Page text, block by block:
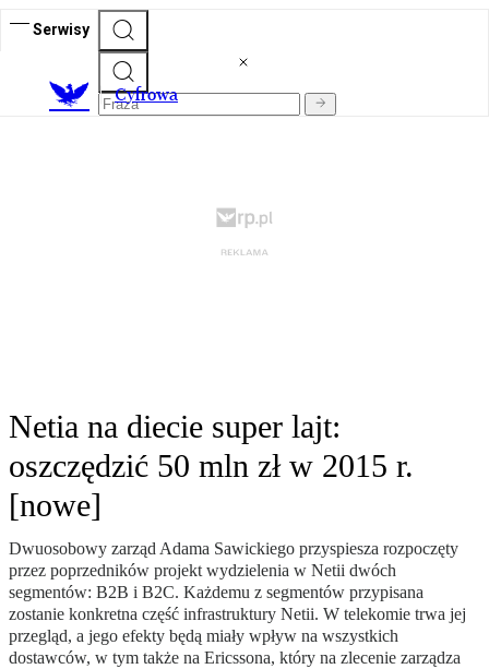
Serwisy
Cyfrowa
Netia na diecie super lajt:
oszczędzić 50 mln zł w 2015 r.
[nowe]
Dwuosobowy zarząd Adama Sawickiego przyspiesza rozpoczęty
przez poprzedników projekt wydzielenia w Netii dwóch
segmentów: B2B i B2C. Każdemu z segmentów przypisana
zostanie konkretna część infrastruktury Netii. W telekomie trwa jej
przegląd, a jego efekty będą miały wpływ na wszystkich
dostawców, w tym także na Ericssona, który na zlecenie zarządza